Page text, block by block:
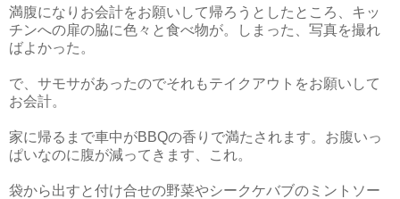
満腹になりお会計をお願いして帰ろうとしたところ、キッ
チンへの扉の脇に色々と食べ物が。しまった、写真を撮れ
ばよかった。
で、サモサがあったのでそれもテイクアウトをお願いして
お会計。
家に帰るまで車中がBBQの香りで満たされます。お腹いっ
ぱいなのに腹が減ってきます、これ。
袋から出すと付け合せの野菜やシークケバブのミントソー